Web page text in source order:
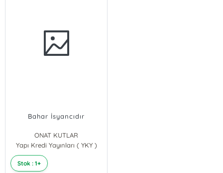
Bahar İsyancıdır
ONAT KUTLAR
Yapı Kredi Yayınları ( YKY )
Stok : 1+